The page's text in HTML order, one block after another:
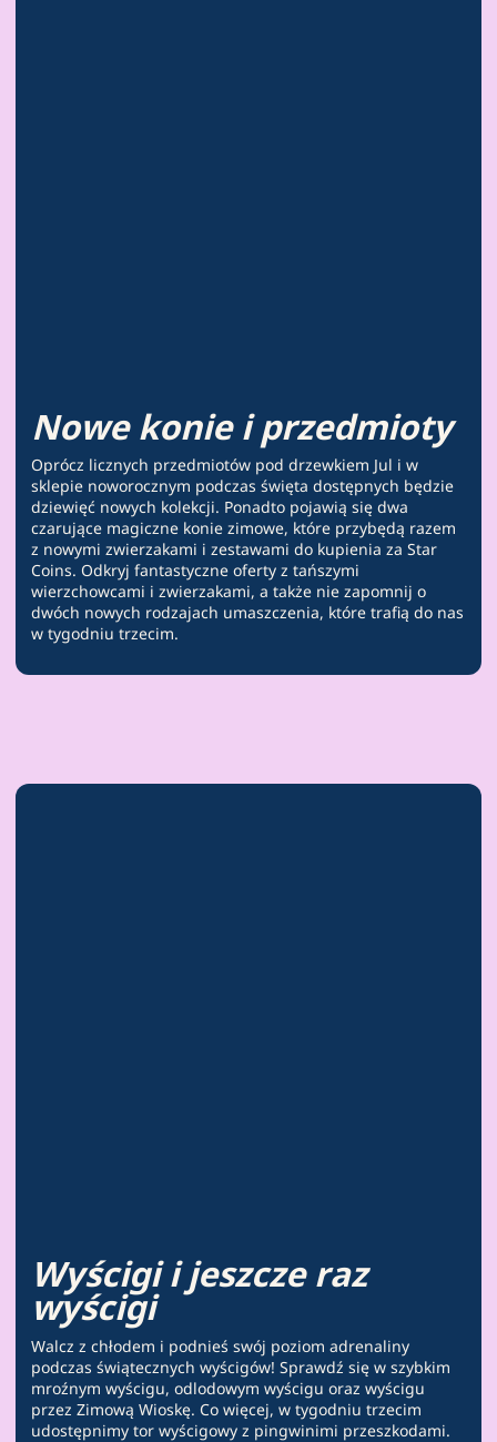
Nowe konie i przedmioty
Oprócz licznych przedmiotów pod drzewkiem Jul i w
sklepie noworocznym podczas święta dostępnych będzie
dziewięć nowych kolekcji. Ponadto pojawią się dwa
czarujące magiczne konie zimowe, które przybędą razem
z nowymi zwierzakami i zestawami do kupienia za Star
Coins. Odkryj fantastyczne oferty z tańszymi
wierzchowcami i zwierzakami, a także nie zapomnij o
dwóch nowych rodzajach umaszczenia, które trafią do nas
w tygodniu trzecim.
Wyścigi i jeszcze raz
wyścigi
Walcz z chłodem i podnieś swój poziom adrenaliny
podczas świątecznych wyścigów! Sprawdź się w szybkim
mroźnym wyścigu, odlodowym wyścigu oraz wyścigu
przez Zimową Wioskę. Co więcej, w tygodniu trzecim
udostępnimy tor wyścigowy z pingwinimi przeszkodami.